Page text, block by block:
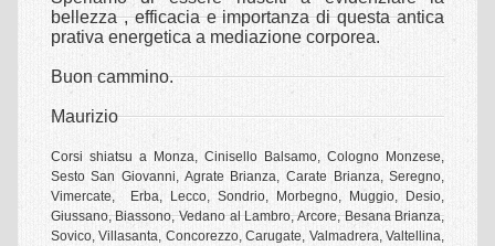
Deontologia
Presentazioni shiatsu gratuite
Corsi shiatsu Base
Corso shiatsu amatoriale
Corso shiatsu profesionale
bellezza , efficacia e importanza di questa antica
prativa energetica a mediazione corporea.
Buon cammino.
Maurizio
Corsi shiatsu a Monza, Cinisello Balsamo, Cologno Monzese,
Sesto San Giovanni, Agrate Brianza, Carate Brianza, Seregno,
Vimercate, Erba, Lecco, Sondrio, Morbegno, Muggio, Desio,
Giussano, Biassono, Vedano al Lambro, Arcore, Besana Brianza,
Sovico, Villasanta, Concorezzo, Carugate, Valmadrera, Valtellina,